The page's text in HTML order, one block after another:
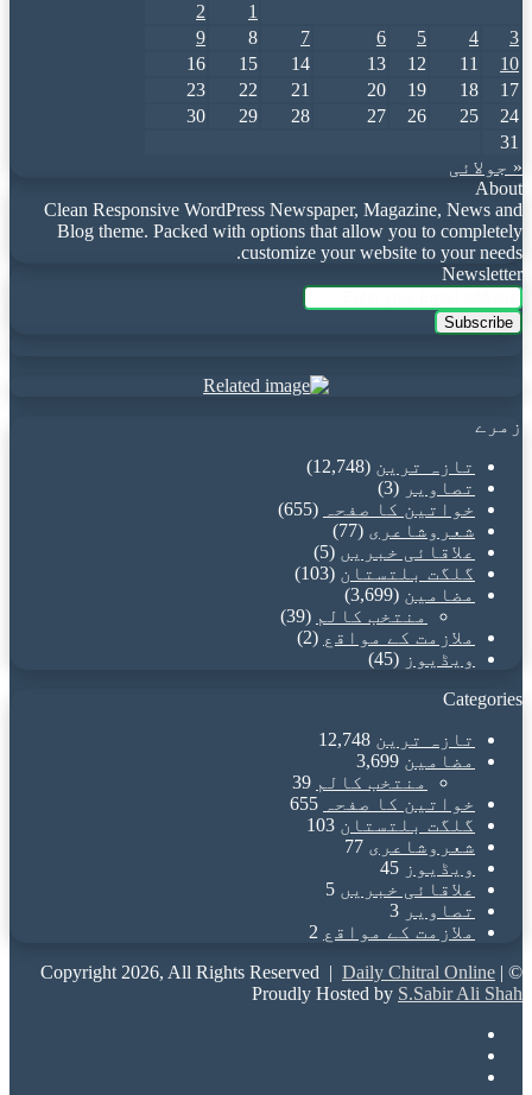
1
2
3
4
5
6
7
8
9
10
11
12
13
14
15
16
17
18
19
20
21
22
23
24
25
26
27
28
29
30
31
« جولائی
About
Clean Responsive WordPress Newspaper, Magazine, News and
Blog theme. Packed with options that allow you to completely
customize your website to your needs.
Newsletter
Enter
your
Email
زمرے
تازہ ترین (12,748)
تصاویر (3)
خواتین کا صفحہ
(655)
شعروشاعری (77)
علاقائی خبریں (5)
گلگت بلتستان (103)
مضامین (3,699)
منتخب کالم (39)
ملازمت کے مواقع (2)
ویڈیوز (45)
Categories
تازہ ترین 12,748
مضامین 3,699
منتخب کالم 39
خواتین کا صفحہ
655
گلگت بلتستان 103
شعروشاعری 77
ویڈیوز 45
علاقائی خبریں 5
تصاویر 3
ملازمت کے مواقع 2
© Copyright 2026, All Rights Reserved |
Daily Chitral Online |
Proudly Hosted by S.Sabir Ali Shah